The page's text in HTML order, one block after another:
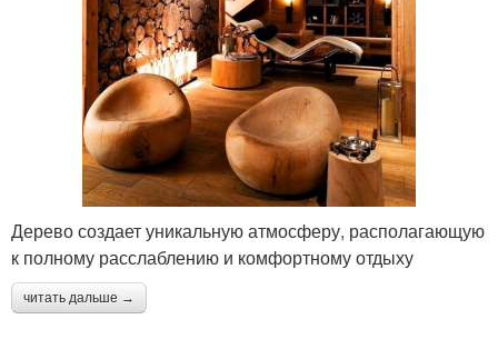
Дерево создает уникальную атмосферу, располагающую
к полному расслаблению и комфортному отдыху
читать дальше →